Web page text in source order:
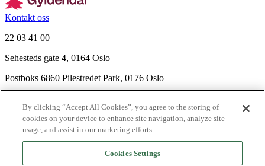
Kontakt oss
22 03 41 00
Sehesteds gate 4, 0164 Oslo
Postboks 6860 Pilestredet Park, 0176 Oslo
Nyhetsbrev
Ledige stillinger
Send inn manus
By clicking “Accept All Cookies”, you agree to the storing of
cookies on your device to enhance site navigation, analyze site
usage, and assist in our marketing efforts.
Cookies Settings